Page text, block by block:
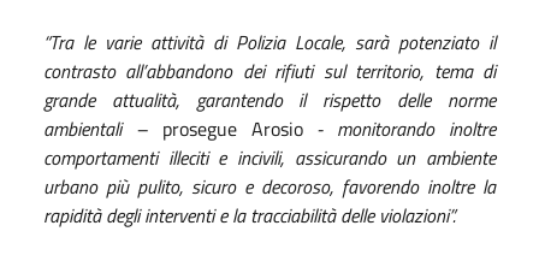
“Tra le varie attività di Polizia Locale, sarà potenziato il
contrasto all’abbandono dei rifiuti sul territorio, tema di
grande attualità, garantendo il rispetto delle norme
ambientali –prosegue Arosio- monitorando inoltre
comportamenti illeciti e incivili, assicurando un ambiente
urbano più pulito, sicuro e decoroso, favorendo inoltre la
rapidità degli interventi e la tracciabilità delle violazioni”.